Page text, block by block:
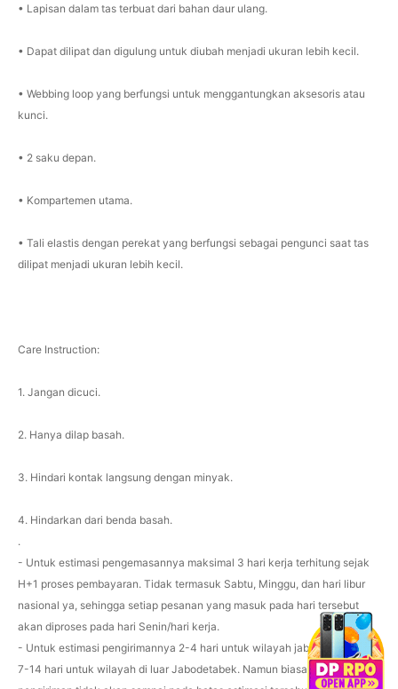
• Lapisan dalam tas terbuat dari bahan daur ulang.
• Dapat dilipat dan digulung untuk diubah menjadi ukuran lebih kecil.
• Webbing loop yang berfungsi untuk menggantungkan aksesoris atau
kunci.
• 2 saku depan.
• Kompartemen utama.
• Tali elastis dengan perekat yang berfungsi sebagai pengunci saat tas
dilipat menjadi ukuran lebih kecil.
Care Instruction:
1. Jangan dicuci.
2. Hanya dilap basah.
3. Hindari kontak langsung dengan minyak.
4. Hindarkan dari benda basah.
.
- Untuk estimasi pengemasannya maksimal 3 hari kerja terhitung sejak
H+1 proses pembayaran. Tidak termasuk Sabtu, Minggu, dan hari libur
nasional ya, sehingga setiap pesanan yang masuk pada hari tersebut
akan diproses pada hari Senin/hari kerja.
- Untuk estimasi pengirimannya 2-4 hari untuk wilayah jabodetabek dan
7-14 hari untuk wilayah di luar Jabodetabek. Namun biasanya proses